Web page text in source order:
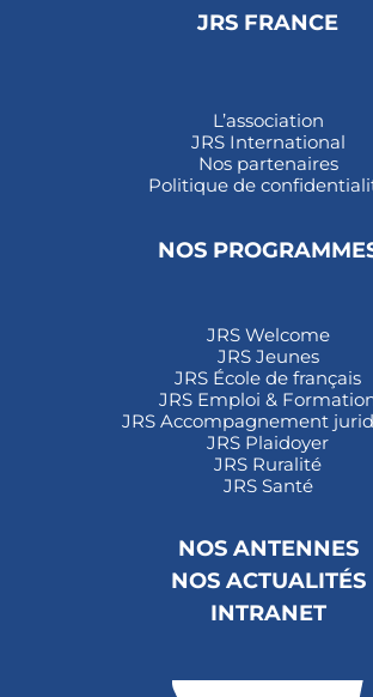
JRS FRANCE
L’association
JRS International
Nos partenaires
Politique de
NOS
JRS Welcome
JRS Jeunes
JRS École de français
JRS Emploi &
JRS Accompagnement
JRS Plaidoyer
JRS Ruralité
JRS Santé
NOS ANTENNES
NOS ACTUALITÉS
INTRANET